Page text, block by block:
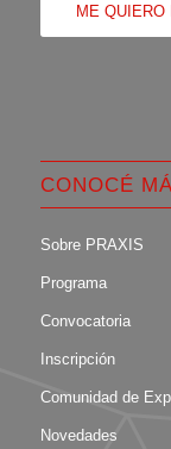
ME QUIERO
CONOCÉ
Sobre PRAXIS
Programa
Convocatoria
Inscripción
Comunidad de
Novedades